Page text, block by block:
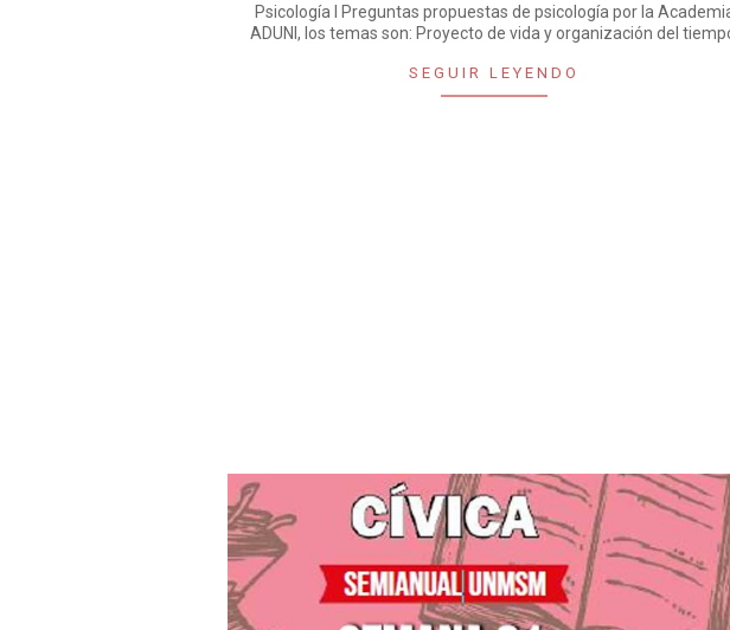
Psicología I Preguntas propuestas de psicología por la
ADUNI, los temas son: Proyecto de vida y organización del
SEGUIR LEYENDO